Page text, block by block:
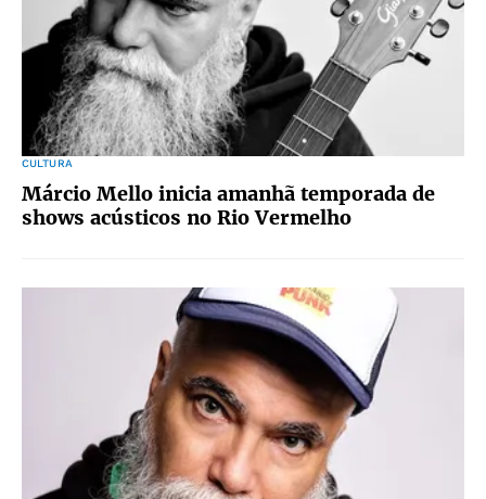
CULTURA
Márcio Mello inicia amanhã temporada de
shows acústicos no Rio Vermelho